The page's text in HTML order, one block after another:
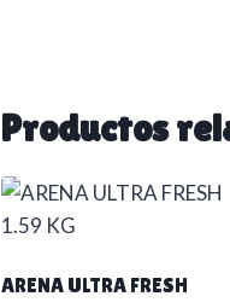
Productos
ARENA ULTRA FRESH